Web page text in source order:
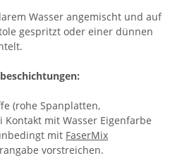
Wasser angemischt und auf
gespritzt oder einer dünnen
(rohe Spanplatten,
Kontakt mit Wasser Eigenfarbe
mit FaserMix
vorstreichen.